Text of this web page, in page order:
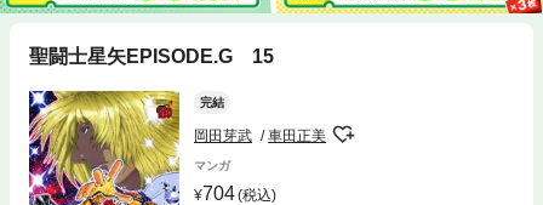
聖闘士星矢EPISODE.G 15
完結
岡田芽武 車田正美
マンガ
704(税込)